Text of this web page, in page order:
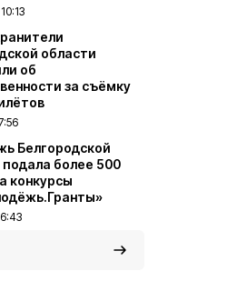
области
об
за съёмку
Белгородской
подала более 500
конкурсы